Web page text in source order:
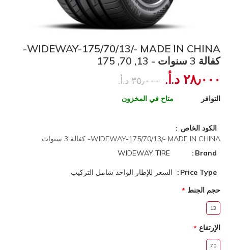
WIDEWAY-175/70/13/- MADE IN CHINA-
كفالة 3 سنوات - 13, 70, 175
٢٨٫٠٠٠ د.أ.‏ ٣٥٫٠٠٠ د.أ.‏
التوافر متاح في المخزون
الكود الخاص
WIDEWAY-175/70/13/- MADE IN CHINA- كفالة 3 سنوات
Brand
WIDEWAY TIRE
Price Type
السعر للإطار الواحد شامل التركيب
حجم الجنط
13
الإرتفاع
70